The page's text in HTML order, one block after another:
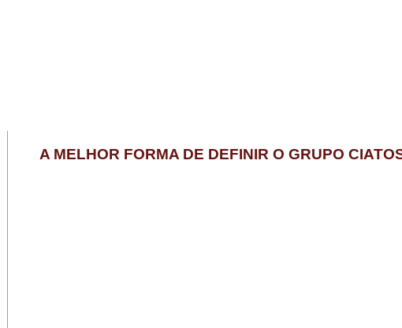
A MELHOR FORMA DE DEFINIR O GRUPO